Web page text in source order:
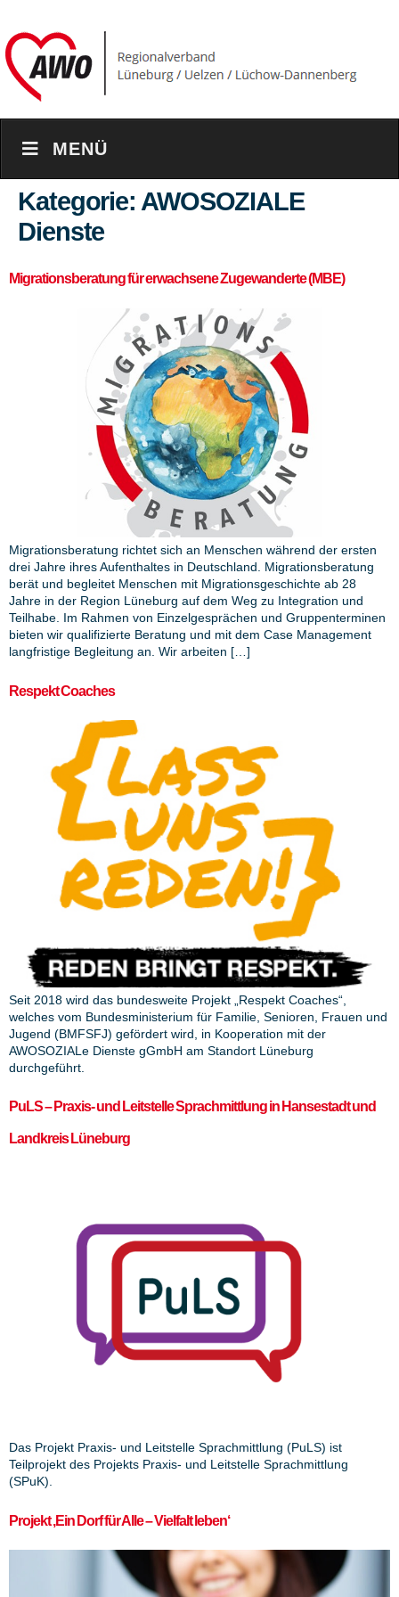
MENÜ
Kategorie: AWOSOZIALE
Dienste
Migrationsberatung für erwachsene Zugewanderte (MBE)
Migrationsberatung richtet sich an Menschen während der ersten
drei Jahre ihres Aufenthaltes in Deutschland. Migrationsberatung
berät und begleitet Menschen mit Migrationsgeschichte ab 28
Jahre in der Region Lüneburg auf dem Weg zu Integration und
Teilhabe. Im Rahmen von Einzelgesprächen und Gruppenterminen
bieten wir qualifizierte Beratung und mit dem Case Management
langfristige Begleitung an. Wir arbeiten […]
Respekt Coaches
Seit 2018 wird das bundesweite Projekt „Respekt Coaches“,
welches vom Bundesministerium für Familie, Senioren, Frauen und
Jugend (BMFSFJ) gefördert wird, in Kooperation mit der
AWOSOZIALe Dienste gGmbH am Standort Lüneburg
durchgeführt.
PuLS – Praxis- und Leitstelle Sprachmittlung in Hansestadt und
Landkreis Lüneburg
Das Projekt Praxis- und Leitstelle Sprachmittlung (PuLS) ist
Teilprojekt des Projekts Praxis- und Leitstelle Sprachmittlung
(SPuK).
Projekt ‚Ein Dorf für Alle – Vielfalt leben‘